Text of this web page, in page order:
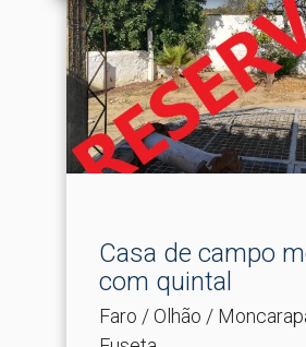
Casa de campo
com quintal
Faro / Olhão /